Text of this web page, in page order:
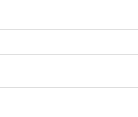
売のお知らせ
ジからたくさんお問い